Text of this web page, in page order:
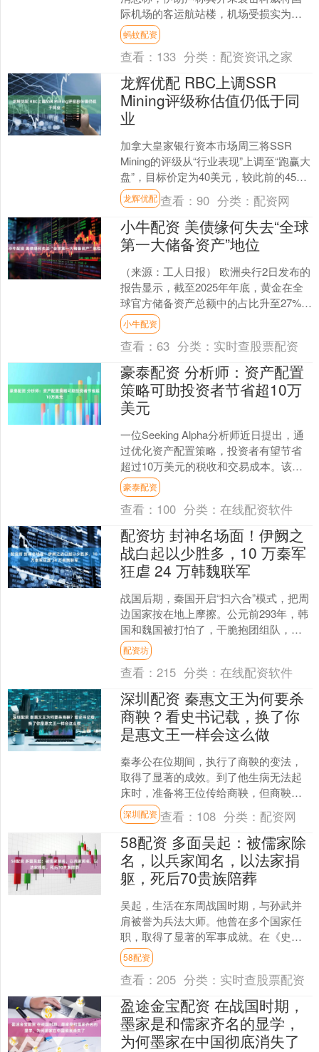
际机场的客运航站楼，机场受损实为美
方导弹拦截器所致，此说法纯属虚假。
美军中央司令部称，伊....
蚂蚊配资
查看： 133 分类： 配资资讯之家
龙辉优配 RBC上调SSR
Mining评级称估值仍低于同
业
加拿大皇家银行资本市场周三将SSR
Mining的评级从“行业表现”上调至“跑赢大
盘”，目标价定为40美元，较此前的45美
元有所下调。该机构认为，这家贵金属
矿业....
龙辉优配 查看：90 分类： 配资网
小牛配资 美债缘何失去“全球
第一大储备资产”地位
（来源：工人日报） 欧洲央行2日发布的
报告显示，截至2025年年底，黄金在全
球官方储备资产总额中的占比升至27%，
超越美国国债成为全球官方储备第一大
资产；美债占....
小牛配资
查看：63 分类： 实时查股票配资
豪泰配资 分析师：资产配置
策略可助投资者节省超10万
美元
一位Seeking Alpha分析师近日提出，通
过优化资产配置策略，投资者有望节省
超过10万美元的税收和交易成本。该策
略聚焦于三只交易所交易基金（ETF）：
AG....
豪泰配资
查看： 100 分类：在线配资软件
配资坊 封神名场面！伊阙之
战白起以少胜多，10 万秦军
狂虐 24 万韩魏联军
战国后期，秦国开启“扫六合”模式，把周
边国家按在地上摩擦。公元前293年，韩
国和魏国被打怕了，干脆抱团组队，凑
了24万大军驻扎在伊阙，想在这里堵住
秦军的进攻路线....
配资坊
查看：215 分类：在线配资软件
深圳配资 秦惠文王为何要杀
商鞅？看史书记载，换了你
是惠文王一样会这么做
秦孝公在位期间，执行了商鞅的变法，
取得了显著的成效。到了他生病无法起
床时，准备将王位传给商鞅，但商鞅拒
绝接受。虽然这件事的真实性难以考
证，因为没有历史先例表明一....
深圳配资 查看： 108 分类： 配资网
58配资 多面吴起：被儒家除
名，以兵家闻名，以法家捐
躯，死后70贵族陪葬
吴起，生活在东周战国时期，与孙武并
肩被誉为兵法大师。他曾在多个国家任
职，取得了显著的军事成就。在《史
记》中，司马迁对吴起的记载详细且高
度评价，整整用了1326个....
58配资
查看：205 分类： 实时查股票配资
盈途金宝配资 在战国时期，
墨家是和儒家齐名的显学，
为何墨家在中国彻底消失了